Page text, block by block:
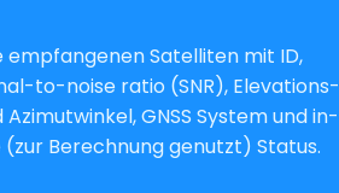
empfangenen Satelliten mit ID,
to-noise ratio (SNR), Elevations-
Azimutwinkel, GNSS System und in-
(zur Berechnung genutzt) Status.